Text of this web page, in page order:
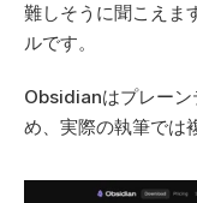
難しそうに聞こえま
ルです。
Obsidianはプレー
め、実際の執筆では